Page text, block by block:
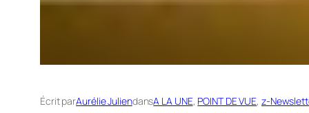
Écrit parAurélie JuliendansA LA UNE, POINT DE VUE, z-